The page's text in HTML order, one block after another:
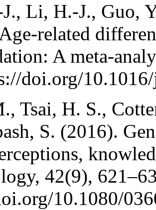
Li, H.-J., Guo,
related
A meta-
doi.org/
Tsai, H. S.,
S. (2016).
42(9),
10.1080/